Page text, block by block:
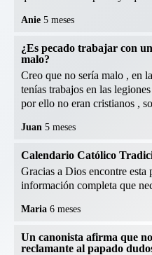
Anie 5 meses
¿Es pecado trabajar con
malo?
Creo que no sería malo , en
tenías trabajos en las
por ello no eran cristianos ,
Juan 5 meses
Calendario Católico
Gracias a Dios encontre esta
información completa que
Maria 6 meses
Un canonista afirma que
reclamante al papado